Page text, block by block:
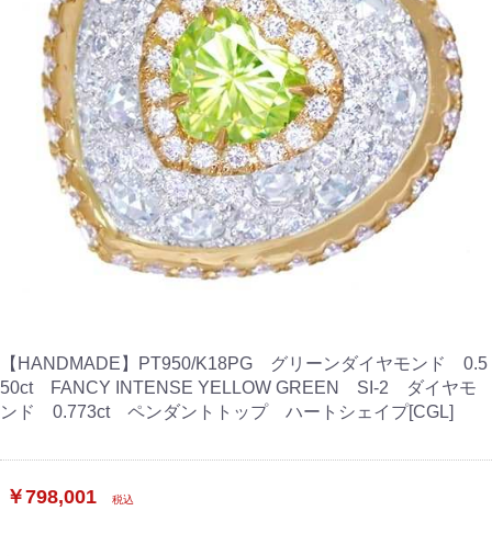
【HANDMADE】PT950/K18PG グリーンダイヤモンド 0.5
50ct FANCY INTENSE YELLOW GREEN SI-2 ダイヤモ
ンド 0.773ct ペンダントトップ ハートシェイプ[CGL]
￥798,001 税込